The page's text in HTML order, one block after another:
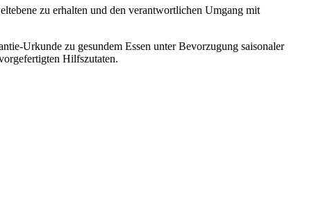
zu erhalten und den verantwortlichen Umgang mit
Urkunde zu gesundem Essen unter Bevorzugung saisonaler
Hilfszutaten.